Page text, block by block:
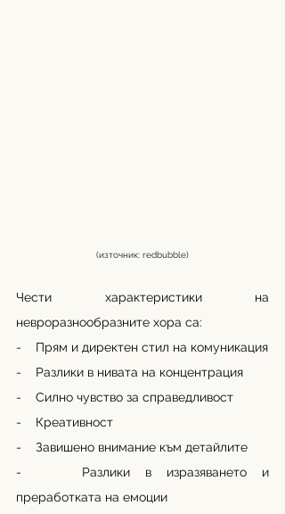
(източник: redbubble)
Чести характеристики на
невроразнообразните хора са:
-    Прям и директен стил на комуникация
-    Разлики в нивата на концентрация
-    Силно чувство за справедливост
-    Креативност
-    Завишено внимание към детайлите
-    Разлики в изразяването и
преработката на емоции